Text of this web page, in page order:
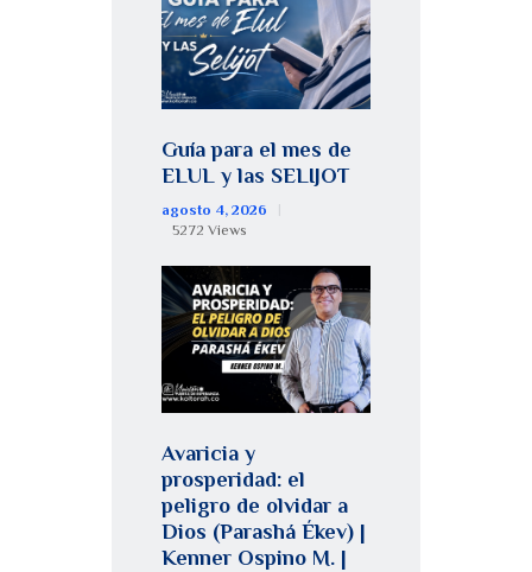
Guía para el mes de
ELUL y las SELIJOT
agosto 4, 2026
5272 Views
Avaricia y
prosperidad: el
peligro de olvidar a
Dios (Parashá Ékev) |
Kenner Ospino M. |